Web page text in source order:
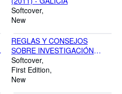
con el conocimiento "en
Estamos comprometidos
y porque consideramos que
alma.
Softcover
New
REGLAS Y CONSEJOS
SOBRE INVESTIGACIÓN
CIENTÍFICA
Softcover
First Edition
New